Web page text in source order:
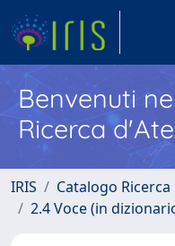
Benvenuti
Ricerca
IRIS Catalogo Ricerca
2.4 Voce (in